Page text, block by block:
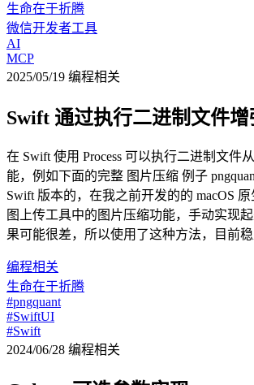
生命在于折腾
微信开发者工具
AI
MCP
2025/05/19 编程相关
Swift 通过执行二进制文件
在 Swift 使用 Process 可以执行二进制文件
能，例如下面的完整 图片压缩 例子
Swift 版本的，在我之前开发的的 macOS
图上传工具中的图片压缩功能，手动实现
果可能很差，所以使用了这种方法，目前
编程相关
生命在于折腾
#pngquant
#SwiftUI
#Swift
2024/06/28 编程相关